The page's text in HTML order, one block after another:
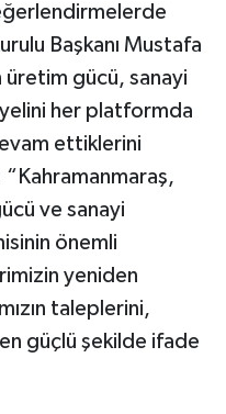
Başkanı Mustafa
üretim gücü, sanayi
her platformda
ettiklerini
ve sanayi
önemli
yeniden
taleplerini,
güçlü şekilde ifade